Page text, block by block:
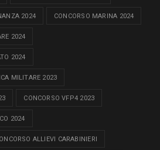
2024 CONCORSO MARINA 2024
2024
2024
MILITARE 2023
CONCORSO VFP4 2023
2024
ALLIEVI CARABINIERI